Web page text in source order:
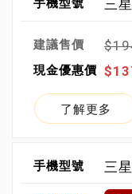
三
了解更多
三